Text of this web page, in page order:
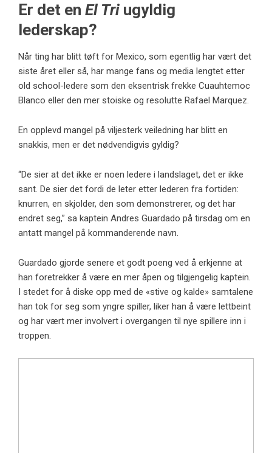
Er det en El Tri ugyldig
lederskap?
Når ting har blitt tøft for Mexico, som egentlig har vært det
siste året eller så, har mange fans og media lengtet etter
old school-ledere som den eksentrisk frekke Cuauhtemoc
Blanco eller den mer stoiske og resolutte Rafael Marquez.
En opplevd mangel på viljesterk veiledning har blitt en
snakkis, men er det nødvendigvis gyldig?
“De sier at det ikke er noen ledere i landslaget, det er ikke
sant. De sier det fordi de leter etter lederen fra fortiden:
knurren, en skjolder, den som demonstrerer, og det har
endret seg,” sa kaptein Andres Guardado på tirsdag om en
antatt mangel på kommanderende navn.
Guardado gjorde senere et godt poeng ved å erkjenne at
han foretrekker å være en mer åpen og tilgjengelig kaptein.
I stedet for å diske opp med de «stive og kalde» samtalene
han tok for seg som yngre spiller, liker han å være lettbeint
og har vært mer involvert i overgangen til nye spillere inn i
troppen.